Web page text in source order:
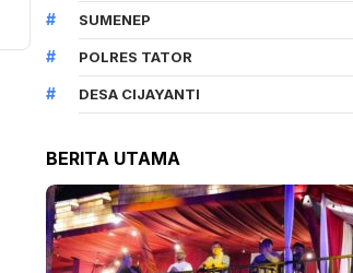
SUMENEP
POLRES TATOR
DESA CIJAYANTI
BERITA UTAMA